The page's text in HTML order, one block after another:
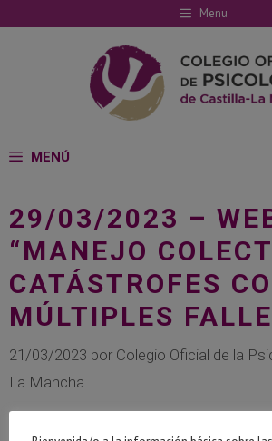
al
Menu
MENÚ
29/03/2023 –
“MANEJO
CATÁSTROFES
MÚLTIPLES
21/03/2023 por Colegio Oficial de la
La Mancha